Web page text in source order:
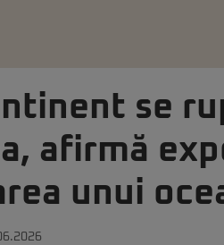
se
afirmă
unui